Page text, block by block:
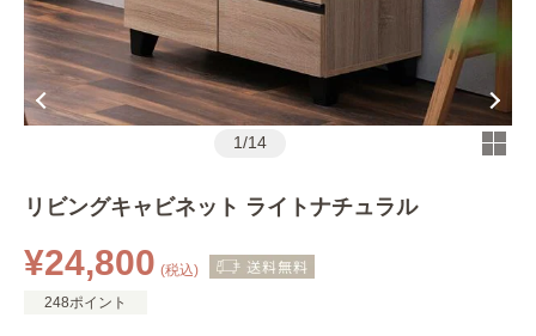
1/14
リビングキャビネット ライトナチュラル
¥24,800 (税込)
248ポイント